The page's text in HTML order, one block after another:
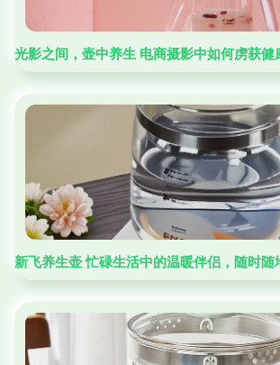
光影之间，壶中养生 电商摄影中如何虏获健
新飞养生壶 忙碌生活中的温暖伴侣，随时随